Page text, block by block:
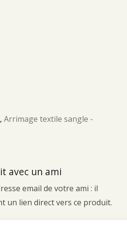
, Arrimage textile sangle -
avec un ami
email de votre ami : il
un lien direct vers ce produit.